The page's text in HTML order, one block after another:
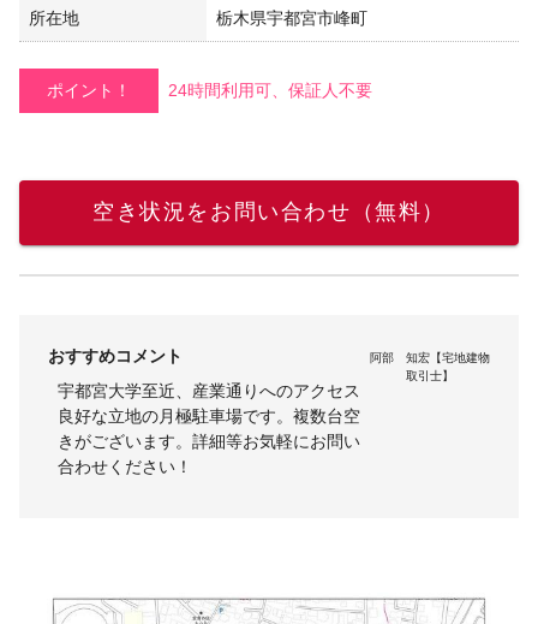
所在地 栃木県宇都宮市峰町
ポイント！ 24時間利用可、保証人不要
空き状況をお問い合わせ（無料）
おすすめコメント
宇都宮大学至近、産業通りへのアクセス
良好な立地の月極駐車場です。複数台空
きがございます。詳細等お気軽にお問い
合わせください！
阿部 知宏【宅地建物
取引士】